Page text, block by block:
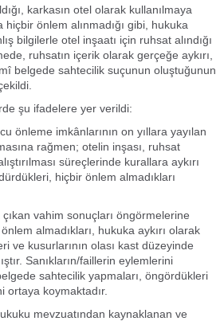
karkasın otel olarak kullanılmaya
önlem alınmadığı gibi, hukuka
bilgilerle otel inşaatı için ruhsat alındığı
ruhsatın içerik olarak gerçeğe aykırı,
belgede sahtecilik suçunun oluştuğunun
şu ifadelere yer verildi:
önleme imkânlarının on yıllara yayılan
rağmen; otelin inşası, ruhsat
süreçlerinde kurallara aykırı
hiçbir önlem almadıkları
vahim sonuçları öngörmelerine
almadıkları, hukuka aykırı olarak
ve kusurlarının olası kast düzeyinde
Sanıkların/faillerin eylemlerini
sahtecilik yapmaları, öngördükleri
ortaya koymaktadır.
mevzuatından kaynaklanan ve